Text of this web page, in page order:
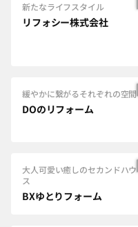
新たなライフスタイル
リフォシー株式会社
緩やかに繋がるそれぞれの空間
DOのリフォーム
大人可愛い癒しのセカンドハウ
ス
BXゆとりフォーム